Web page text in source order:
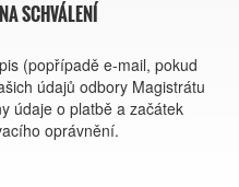
SCHVÁLENÍ
(popřípadě e-mail, pokud
údajů odbory Magistrátu
údaje o platbě a začátek
oprávnění.